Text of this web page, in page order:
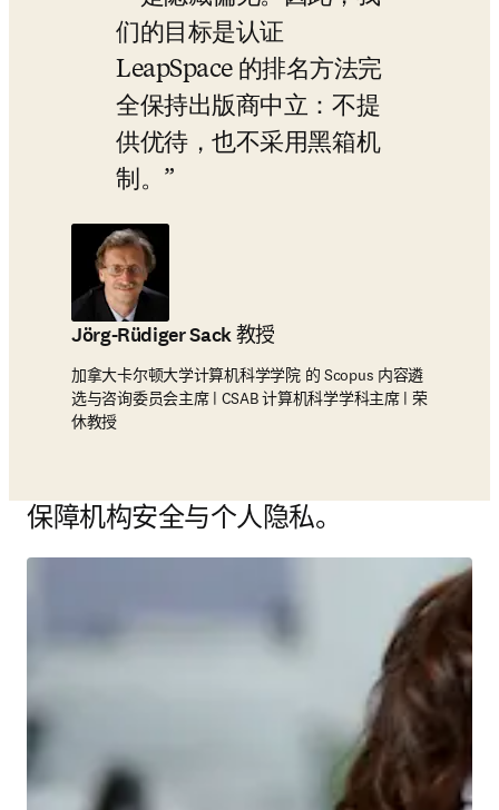
们的目标是认证
LeapSpace 的排名方法完
全保持出版商中立：不提
供优待，也不采用黑箱机
制。
Jörg-Rüdiger Sack 教授
加拿大卡尔顿大学计算机科学学院 的 Scopus 内容遴
选与咨询委员会主席 | CSAB 计算机科学学科主席 | 荣
休教授
保障机构安全与个人隐私。